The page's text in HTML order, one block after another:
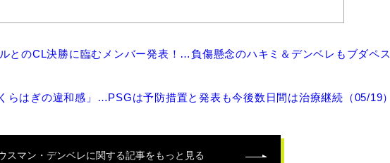
とのCL決勝に臨むメンバー発表！…負傷懸念のハキミ＆デンベレもブダペス
らはぎの違和感」…PSGは予防措置と発表も今後数日間は治療継続（05/19）
スマン・デンベレに関する記事をもっと見る